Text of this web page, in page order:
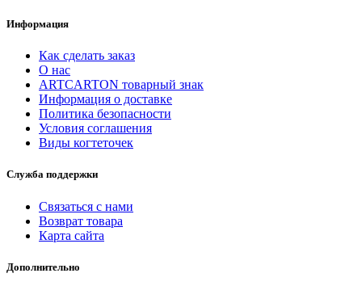
Информация
Как сделать заказ
О нас
ARTCARTON товарный знак
Информация о доставке
Политика безопасности
Условия соглашения
Виды когтеточек
Служба поддержки
Связаться с нами
Возврат товара
Карта сайта
Дополнительно